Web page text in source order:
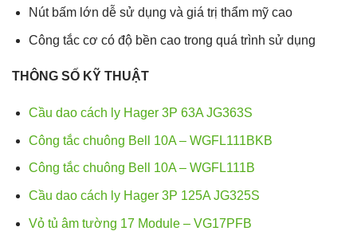
Nút bấm lớn dễ sử dụng và giá trị thẩm mỹ cao
Công tắc cơ có độ bền cao trong quá trình sử dụng
THÔNG SỐ KỸ THUẬT
Cầu dao cách ly Hager 3P 63A JG363S
Công tắc chuông Bell 10A – WGFL111BKB
Công tắc chuông Bell 10A – WGFL111B
Cầu dao cách ly Hager 3P 125A JG325S
Vỏ tủ âm tường 17 Module – VG17PFB